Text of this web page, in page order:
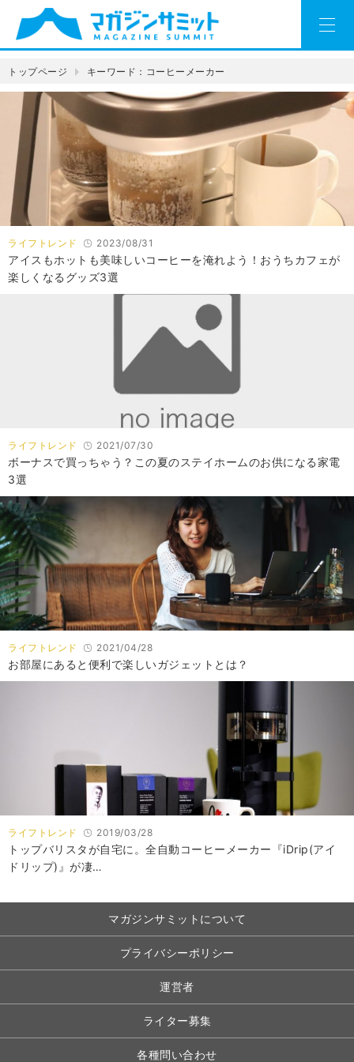
トップページ キーワード：コーヒーメーカー
ライフトレンド 2023/08/31
アイスもホットも美味しいコーヒーを淹れよう！おうちカフェが
楽しくなるグッズ3選
ライフトレンド 2021/07/30
ボーナスで買っちゃう？この夏のステイホームのお供になる家電
3選
ライフトレンド 2021/04/28
お部屋にあると便利で楽しいガジェットとは？
ライフトレンド 2019/03/28
トップバリスタが自宅に。全自動コーヒーメーカー『iDrip(アイ
ドリップ)』が凄…
マガジンサミットについて
プライバシーポリシー
運営者
ライター募集
各種問い合わせ